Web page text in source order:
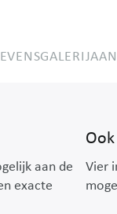
GALERIJ
aan de
exacte
Vier